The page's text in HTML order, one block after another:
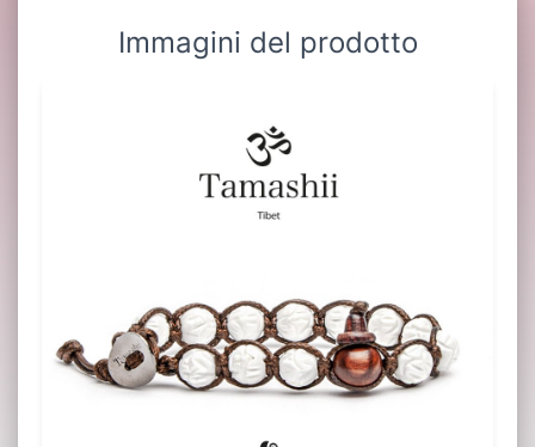
Immagini del prodotto